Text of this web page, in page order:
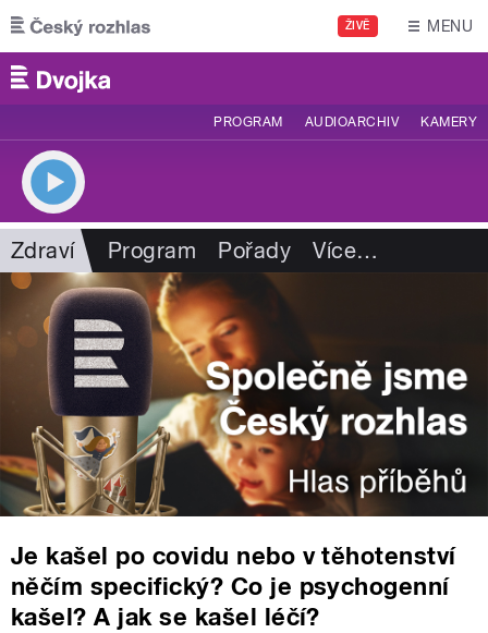
Přejít k hlavnímu obsahu
ŽIVĚ MENU
PROGRAM AUDIOARCHIV KAMERY
Zdraví Program Pořady Více…
Je kašel po covidu nebo v těhotenství
něčím specifický? Co je psychogenní
kašel? A jak se kašel léčí?